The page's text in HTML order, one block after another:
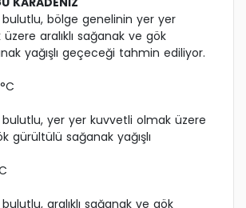
bulutlu, bölge genelinin yer yer
aralıklı sağanak ve gök
yağışlı geçeceği tahmin ediliyor.
bulutlu, yer yer kuvvetli olmak üzere
gürültülü sağanak yağışlı
aralıklı sağanak ve gök